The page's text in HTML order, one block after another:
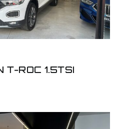
T-ROC 1.5TSI